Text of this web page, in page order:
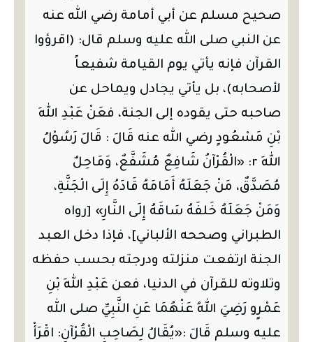
صحيح مسلم عن أبي أمامة رضي الله عنه
عن النبي صلى الله عليه وسلم قال: (اقرؤوا
القرآن فإنه يأتي يوم القيامة شفيعاً
لأصحابه)، بل يأتي يجادل ويماحل عن
صاحبه حتى يقوده إلى الجنة، فعَنْ عَبْدِ اللهِ
بْنِ مَسْعُودٍ رضي الله عنه قَالَ : قَالَ رَسُوْلُ
اللهِ r: «الْقُرْآنُ شَافِعٌ مُشَفَّعٌ، وَمَاحِلٌ
مُصَدَّقٌ، مَنْ جَعَلَهُ أَمَامَهُ قَادَهُ إِلَى الْجَنَّةِ،
وَمَنْ جَعَلَهُ خَلفَهُ سَاقَهُ إِلَى النَّارِ» [رواه
الطبراني وصححه الألباني]، فإذا دخل العبد
الجنة ارتفعت منزلته ودرجته بحسب حفظه
وتلاوته للقرآن في الدنيا، فعن عَبْدِ اللهِ بْنِ
عَمْرٍو رَضِيَ اللهُ عَنْهُمَا عَنِ النَّبِيِّ صلى الله
عليه وسلم قَالَ :«يُقَالُ لِصَاحِبِ الْقُرْآنِ: اقْرَأْ